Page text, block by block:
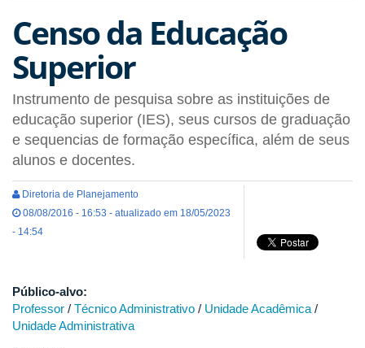
Censo da Educação
Superior
Instrumento de pesquisa sobre as instituições de
educação superior (IES), seus cursos de graduação
e sequencias de formação específica, além de seus
alunos e docentes.
Diretoria de Planejamento
08/08/2016 - 16:53 - atualizado em 18/05/2023
- 14:54
Público-alvo:
Professor / Técnico Administrativo / Unidade Acadêmica /
Unidade Administrativa